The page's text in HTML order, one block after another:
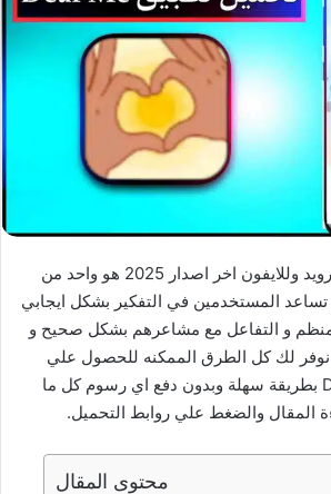
تطبيق Dear Me للاندرويد وللايفون اخر اصدار 2025 هو واحد من
المستخدمين في التفكير بشكل ايجابي
و التفاعل مع مشاعرهم بشكل صحيح و
لك كل الطرق الممكنه للحصول علي
تطبيق Dear Me book بطريقة سهلة وبدون دفع اي رسوم كل ما
المقال والضغط علي روابط التحميل.
محتوى المقال